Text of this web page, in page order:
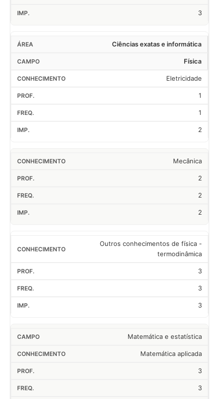
3
Ciências exatas e informática
Física
Eletricidade
1
1
2
Mecânica
2
2
2
Outros conhecimentos de física -
termodinâmica
3
3
3
Matemática e estatística
Matemática aplicada
3
3